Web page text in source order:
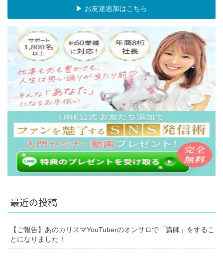
▶︎ お友達追加はこちら
最近の投稿
【ご報告】あのカリスマYouTuberのオンサロで「講師」をするこ
とになりました！